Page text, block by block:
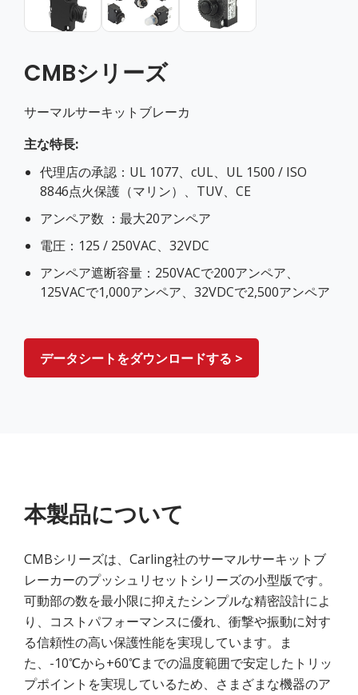
CMBシリーズ
サーマルサーキットブレーカ
主な特長:
代理店の承認：UL 1077、cUL、UL 1500 / ISO
8846点火保護（マリン）、TUV、CE
アンペア数 ：最大20アンペア
電圧：125 / 250VAC、32VDC
アンペア遮断容量：250VACで200アンペア、
125VACで1,000アンペア、32VDCで2,500アンペア
データシートをダウンロードする >
本製品について
CMBシリーズは、Carling社のサーマルサーキットブ
レーカーのプッシュリセットシリーズの小型版です。
可動部の数を最小限に抑えたシンプルな精密設計によ
り、コストパフォーマンスに優れ、衝撃や振動に対す
る信頼性の高い保護性能を実現しています。ま
た、-10℃から+60℃までの温度範囲で安定したトリッ
プポイントを実現しているため、さまざまな機器のア